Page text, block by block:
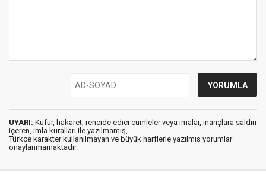
UYARI: Küfür, hakaret, rencide edici cümleler veya imalar, inançlara saldırı
içeren, imla kuralları ile yazılmamış,
Türkçe karakter kullanılmayan ve büyük harflerle yazılmış yorumlar
onaylanmamaktadır.